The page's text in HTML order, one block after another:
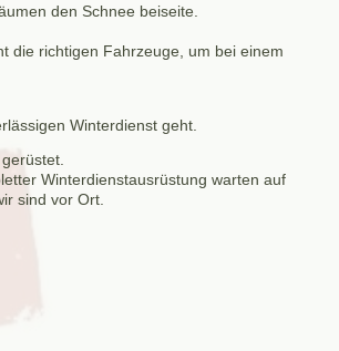
den Schnee beiseite.
die richtigen Fahrzeuge, um bei einem
Winterdienst geht.
Winterdienstausrüstung warten auf
sind vor Ort.